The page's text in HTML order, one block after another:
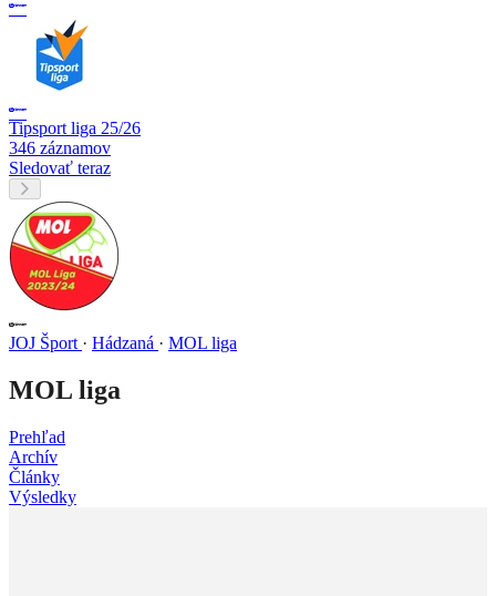
Tipsport liga 25/26
346 záznamov
Sledovať teraz
JOJ Šport · Hádzaná · MOL liga
MOL liga
Prehľad
Archív
Články
Výsledky